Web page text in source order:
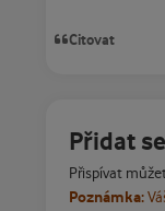
Citovat
Přidat
Přispívat
Poznámka: